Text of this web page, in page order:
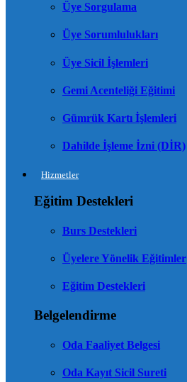
Üye Sorgulama
Üye Sorumlulukları
Üye Sicil İşlemleri
Gemi Acenteliği Eğitimi
Gümrük Kartı İşlemleri
Dahilde İşleme İzni (DİR)
Hizmetler
Eğitim Destekleri
Burs Destekleri
Üyelere Yönelik Eğitimler
Eğitim Destekleri
Belgelendirme
Oda Faaliyet Belgesi
Oda Kayıt Sicil Sureti